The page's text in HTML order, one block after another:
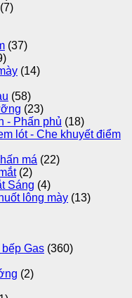
(7)
(37)
(14)
(58)
(23)
- Phấn phủ (18)
lót - Che khuyết điểm
má (22)
(2)
Sáng (4)
lông mày (13)
Gas (360)
(2)